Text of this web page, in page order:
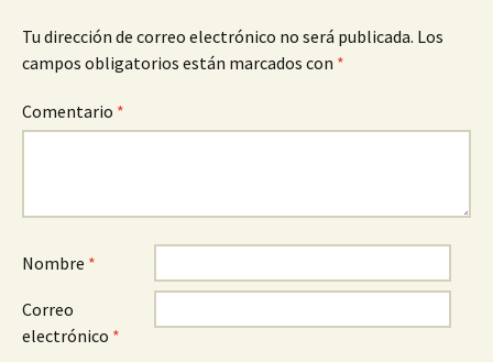
Tu dirección de correo electrónico no será publicada. Los
campos obligatorios están marcados con *
Comentario *
Nombre *
Correo
electrónico *